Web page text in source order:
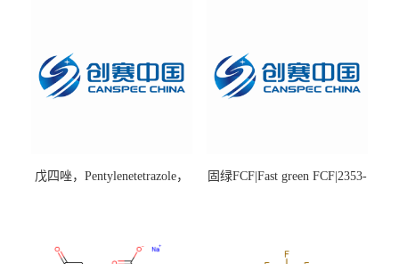
戊四唑，Pentylenetetrazole，
固绿FCF|Fast green FCF|2353-